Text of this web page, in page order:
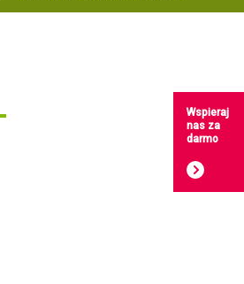
Wspieraj
nas za
darmo